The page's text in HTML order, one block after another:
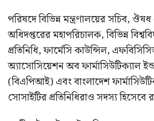
পরিষদে বিভিন্ন মন্ত্রণালয়ের সচিব,
অধিদপ্তরের মহাপরিচালক, বিভিন্ন
প্রতিনিধি, ফার্মেসি কাউন্সিল,
অ্যাসোসিয়েশন অব ফার্মাসিউটিক্যাল
(বিএপিআই) এবং বাংলাদেশ
সোসাইটির প্রতিনিধিরাও সদস্য হিসেবে